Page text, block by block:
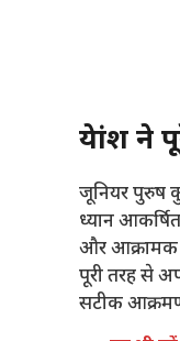
प्रेयांश
जूनियर पुरुष
ध्यान
और आक्रामक
पूरी तरह से
सटीक आक्रमण